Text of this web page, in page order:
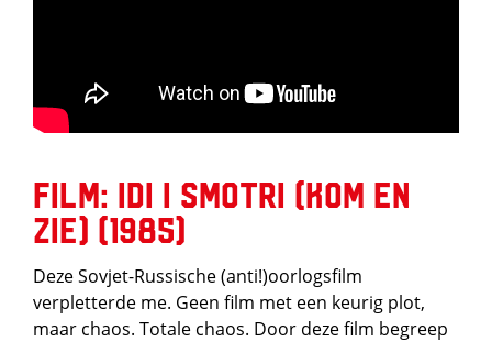
Film: Idi i Smotri (Kom en
zie) (1985)
Deze Sovjet-Russische (anti!)oorlogsfilm
verpletterde me. Geen film met een keurig plot,
maar chaos. Totale chaos. Door deze film begreep